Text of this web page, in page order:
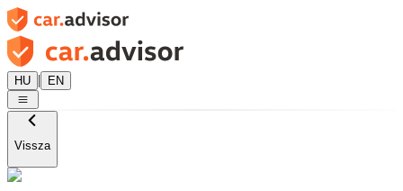
HU | EN
Vissza